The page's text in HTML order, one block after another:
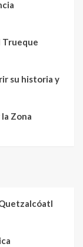
Trueque
su historia y
Zona